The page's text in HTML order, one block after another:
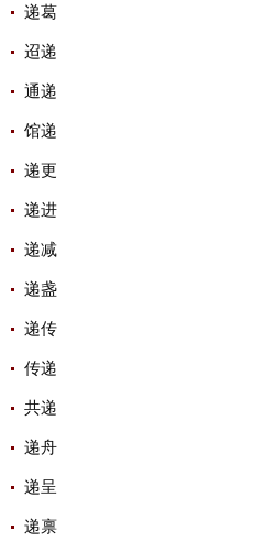
递葛
迢递
通递
馆递
递更
递进
递减
递盏
递传
传递
共递
递舟
递呈
递禀